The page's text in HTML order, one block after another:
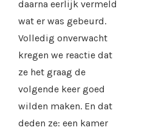
daarna eerlijk vermeld
wat er was gebeurd.
Volledig onverwacht
kregen we reactie dat
ze het graag de
volgende keer goed
wilden maken. En dat
deden ze: een kamer